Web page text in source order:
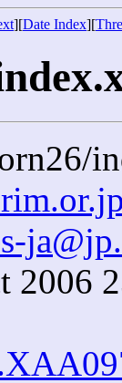
][Date Index][
2006